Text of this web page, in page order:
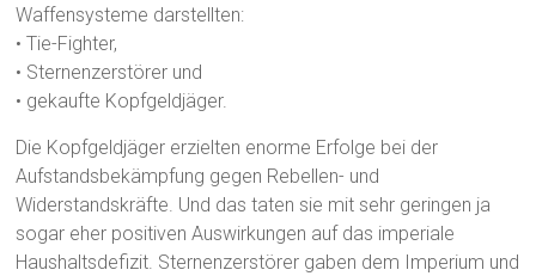
Waffensysteme darstellten:
• Tie-Fighter,
• Sternenzerstörer und
• gekaufte Kopfgeldjäger.
Die Kopfgeldjäger erzielten enorme Erfolge bei der
Aufstandsbekämpfung gegen Rebellen- und
Widerstandskräfte. Und das taten sie mit sehr geringen ja
sogar eher positiven Auswirkungen auf das imperiale
Haushaltsdefizit. Sternenzerstörer gaben dem Imperium und